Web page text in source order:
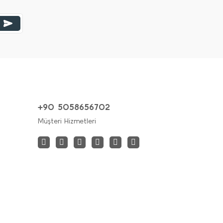
+90 5058656702
Müşteri Hizmetleri